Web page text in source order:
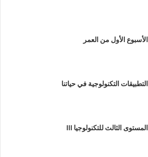
الأسبوع الأول من العمر
التطبيقات التكنولوجية في حياتنا
المستوى الثالث للتكنولوجيا III